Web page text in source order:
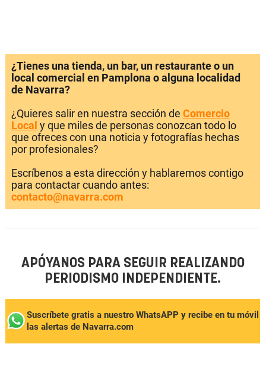
¿Tienes una tienda, un bar, un restaurante o un
local comercial en Pamplona o alguna localidad
de Navarra?
¿Quieres salir en nuestra sección de Comercio
Local y que miles de personas conozcan todo lo
que ofreces con una noticia y fotografías hechas
por profesionales?
Escríbenos a esta dirección y hablaremos contigo
para contactar cuando antes:
contacto@navarra.com
APÓYANOS PARA SEGUIR REALIZANDO
PERIODISMO INDEPENDIENTE.
Suscríbete gratis a nuestro WhatsAPP y recibe en tu móvil
las alertas de Navarra.com